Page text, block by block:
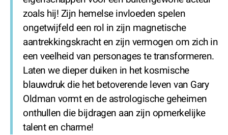
zoals hij! Zijn hemelse invloeden spelen
ongetwijfeld een rol in zijn magnetische
aantrekkingskracht en zijn vermogen om zich in
een veelheid van personages te transformeren.
Laten we dieper duiken in het kosmische
blauwdruk die het betoverende leven van Gary
Oldman vormt en de astrologische geheimen
onthullen die bijdragen aan zijn opmerkelijke
talent en charme!